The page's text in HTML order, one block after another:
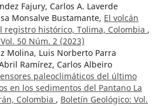
Fajury, Carlos A. Laverde
Monsalve Bustamante, El volcán
registro histórico, Tolima, Colombia ,
50 Núm. 2 (2023)
Molina, Luis Norberto Parra
Ramírez, Carlos Albeiro
paleoclimáticos del último
en los sedimentos del Pantano La
Colombia , Boletín Geológico: Vol.